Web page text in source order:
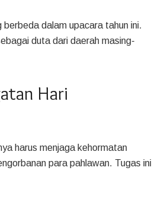
dalam upacara tahun ini.
duta dari daerah masing-
Hari
harus menjaga kehormatan
para pahlawan. Tugas ini